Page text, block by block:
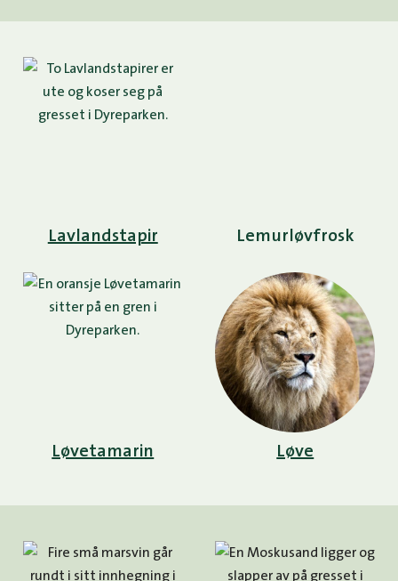
Lavlandstapir Lemurløvfrosk
Løvetamarin Løve